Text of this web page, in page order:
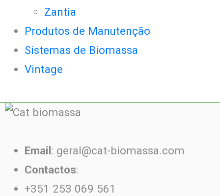
Zantia
Produtos de Manutenção
Sistemas de Biomassa
Vintage
Email: geral@cat-biomassa.com
Contactos:
+351 253 069 561